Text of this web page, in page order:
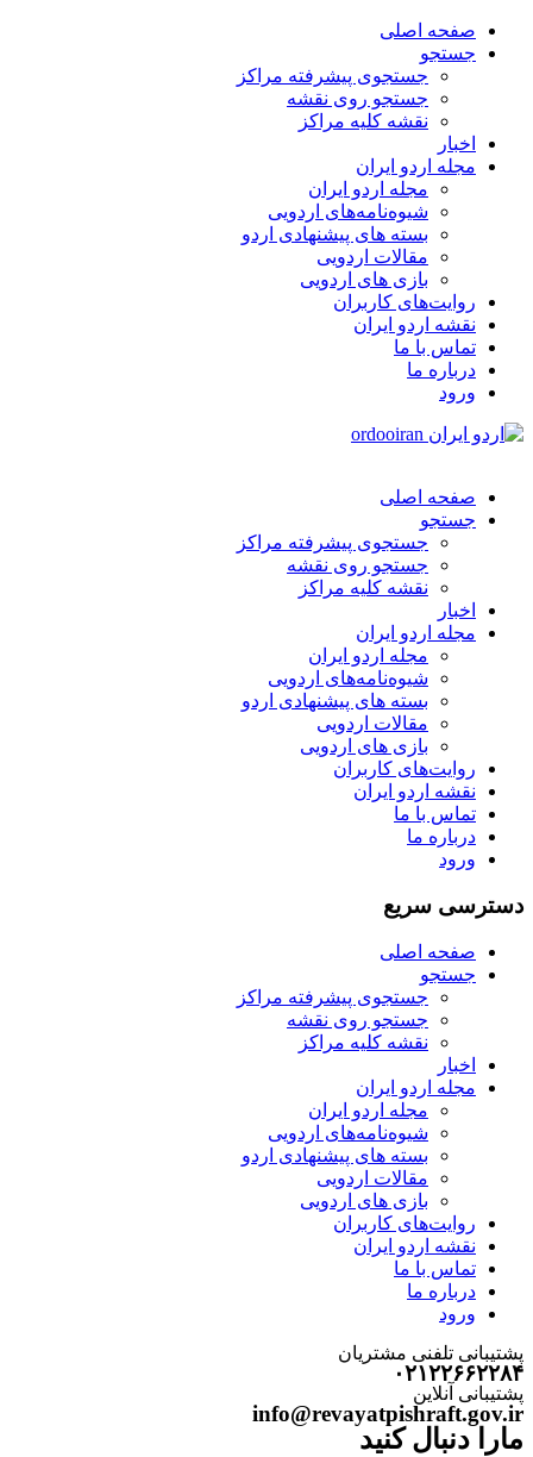
صفحه اصلی
جستجو
جستجوی پیشرفته مراکز
جستجو روی نقشه
نقشه کلیه مراکز
اخبار
مجله اردو ایران
مجله اردو ایران
شیوه‌نامه‌های اردویی
بسته های پیشنهادی اردو
مقالات اردویی
بازی های اردویی
روایت‌های کاربران
نقشه اردو ایران
تماس با ما
درباره ما
ورود
صفحه اصلی
جستجو
جستجوی پیشرفته مراکز
جستجو روی نقشه
نقشه کلیه مراکز
اخبار
مجله اردو ایران
مجله اردو ایران
شیوه‌نامه‌های اردویی
بسته های پیشنهادی اردو
مقالات اردویی
بازی های اردویی
روایت‌های کاربران
نقشه اردو ایران
تماس با ما
درباره ما
ورود
دسترسی سریع
صفحه اصلی
جستجو
جستجوی پیشرفته مراکز
جستجو روی نقشه
نقشه کلیه مراکز
اخبار
مجله اردو ایران
مجله اردو ایران
شیوه‌نامه‌های اردویی
بسته های پیشنهادی اردو
مقالات اردویی
بازی های اردویی
روایت‌های کاربران
نقشه اردو ایران
تماس با ما
درباره ما
ورود
پشتیبانی تلفنی مشتریان
۰۲۱۲۲۶۶۲۲۸۴
پشتیبانی آنلاین
info@revayatpishraft.gov.ir
مارا دنبال کنید